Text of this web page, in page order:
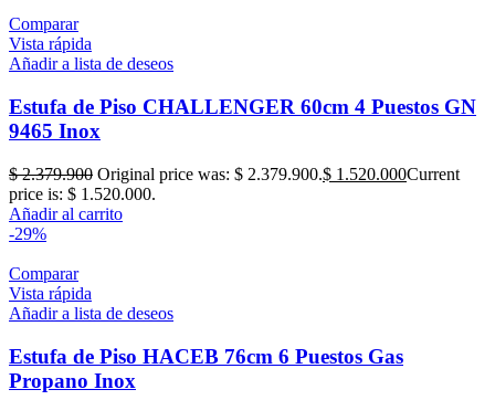
Comparar
Vista rápida
Añadir a lista de deseos
Estufa de Piso CHALLENGER 60cm 4 Puestos GN
9465 Inox
$2.379.900 Original price was: $ 2.379.900.$ 1.520.000Current
price is: $ 1.520.000.
Añadir al carrito
-29%
Comparar
Vista rápida
Añadir a lista de deseos
Estufa de Piso HACEB 76cm 6 Puestos Gas
Propano Inox